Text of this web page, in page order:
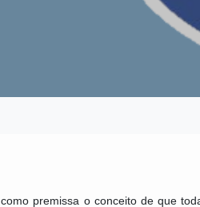
premissa o conceito de que